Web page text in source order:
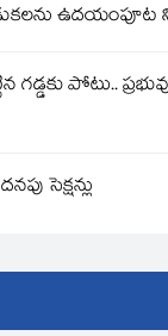
గడ్డకు పోటు..
సెక్షన్లు